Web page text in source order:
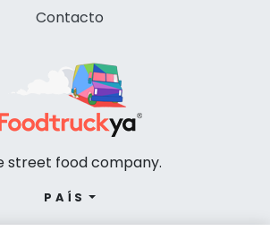
Contacto
street food company.
PAÍS